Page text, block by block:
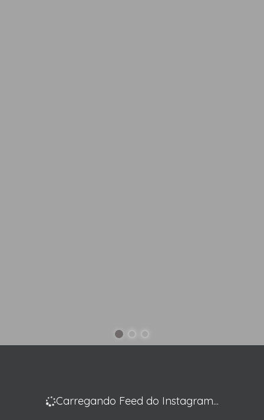
Carregando Feed do Instagram...